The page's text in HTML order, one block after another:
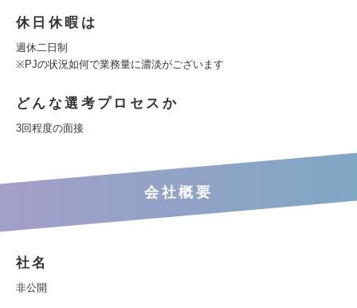
休日休暇は
週休二日制
※PJの状況如何で業務量に濃淡がございます
どんな選考プロセスか
3回程度の面接
会社概要
社名
非公開